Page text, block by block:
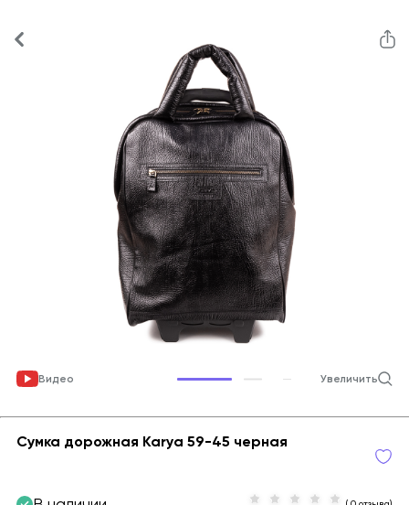
Видео Увеличить
Сумка дорожная Karya 59-45 черная